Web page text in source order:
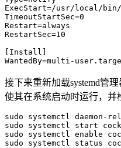
ExecStart=/usr/local/
TimeoutStartSec=0
Restart=always
RestartSec=10
[Install]
WantedBy=multi-
接下来重新加载systemd管
使其在系统启动时运行，并
sudo systemctl daemon-
sudo systemctl start
sudo systemctl enable
sudo systemctl status